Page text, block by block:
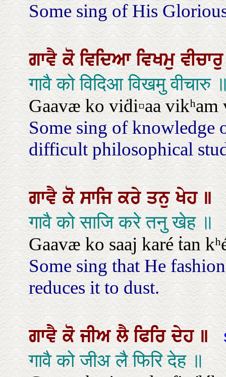
Some sing of His
ਗਾਵੈਕੋਵਿਦਿਆਵਿਖਮੁ
गावै को विदिआ विखमु वीचारु
Gaavæ ko viḋi▫aa vikʰam
Some sing of knowledge
difficult philosophical
ਗਾਵੈਕੋਸਾਜਿਕਰੇਤਨੁਖੇਹ॥
गावै को साजि करे तनु खेह ॥
Gaavæ ko saaj karé ṫan
Some sing that He
reduces it to dust.
ਗਾਵੈਕੋਜੀਅਲੈਫਿਰਿਦੇਹ॥
गावै को जीअ लै फिरि देह ॥